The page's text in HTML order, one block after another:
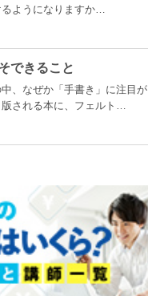
ようになりますか…
できること
、なぜか「手書き」に注目が
される本に、フェルト…